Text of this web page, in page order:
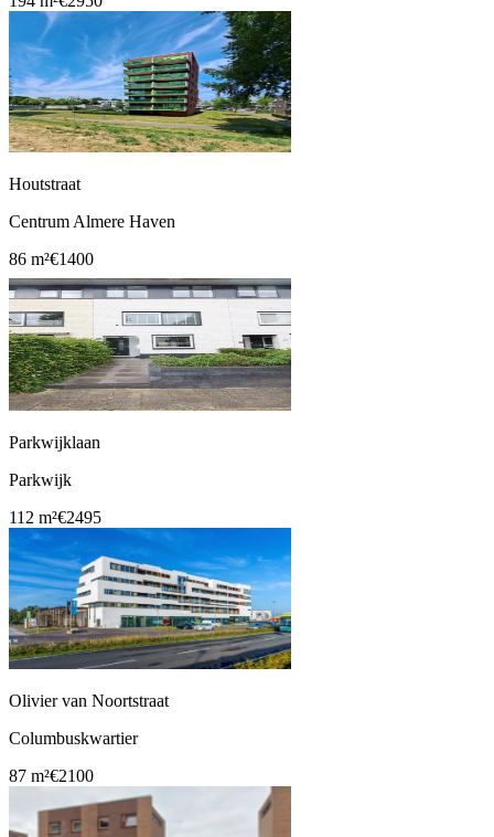
Houtstraat
Centrum Almere Haven
86 m²€1400
Parkwijklaan
Parkwijk
112 m²€2495
Olivier van Noortstraat
Columbuskwartier
87 m²€2100